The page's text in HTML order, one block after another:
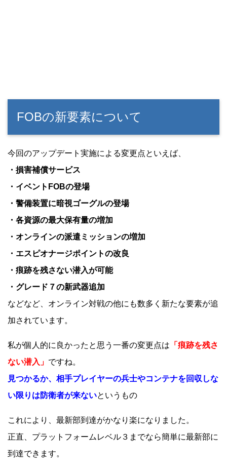
FOBの新要素について
今回のアップデート実施による変更点といえば、
・損害補償サービス
・イベントFOBの登場
・警備装置に暗視ゴーグルの登場
・各資源の最大保有量の増加
・オンラインの派遣ミッションの増加
・エスピオナージポイントの改良
・痕跡を残さない潜入が可能
・グレード７の新武器追加
などなど、オンライン対戦の他にも数多く新たな要素が追
加されています。
私が個人的に良かったと思う一番の変更点は 「痕跡を残さ
ない潜入」 ですね。
見つかるか、相手プレイヤーの兵士やコンテナを回収しな
い限りは防衛者が来ないというもの
これにより、最新部到達がかなり楽になりました。
正直、プラットフォームレベル３までなら簡単に最新部に
到達できます。